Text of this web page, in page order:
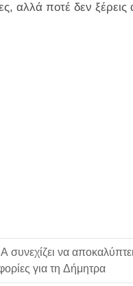
αλλά ποτέ δεν ξέρεις
συνεχίζει να αποκαλύπτει
για τη Δήμητρα